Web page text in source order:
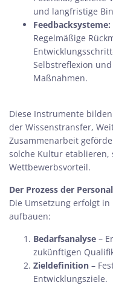
und langfristige
Feedbacksysteme:
Regelmäßige
Selbstreflexion
Maßnahmen.
Diese Instrumente
der Wissenstransfer,
Zusammenarbeit
solche Kultur etablieren,
Wettbewerbsvorteil.
Der Prozess der
Die Umsetzung erfolgt
aufbauen:
Bedarfsanalyse –
zukünftigen
Zieldefinition –
Entwicklungsziele.